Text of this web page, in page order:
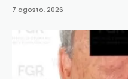
7 agosto, 2026